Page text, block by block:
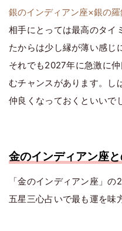
銀のインディアン座×銀の羅
相手にとっては最高のタイ
たからは少し縁が薄い感じ
それでも2027年に急激に
むチャンスがあります。し
仲良くなっておくといいで
金のインディアン座
「金のインディアン座」の
五星三心占いで最も運を味